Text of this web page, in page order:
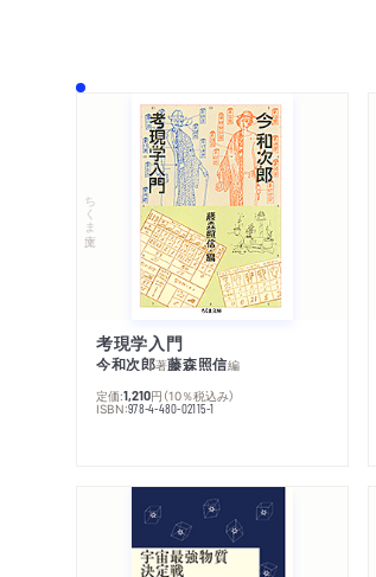
ちくま文庫
考現学入門
今和次郎著藤森照信編
定価:1,210円 （10％税込み）
ISBN:978-4-480-02115-1